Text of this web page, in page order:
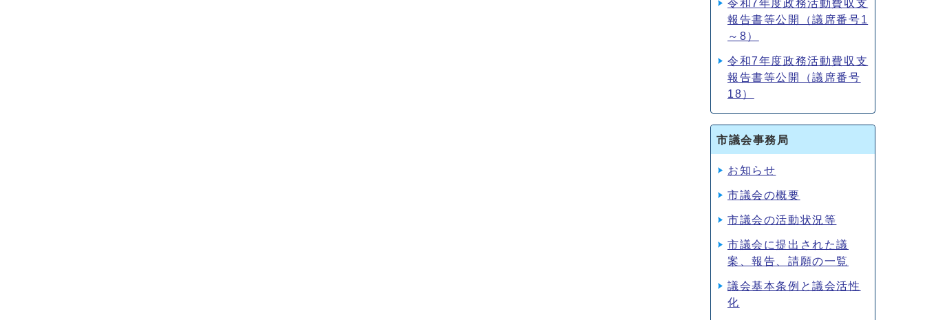
令和7年度政務活動費収支
報告書等公開（議席番号1
～8）
令和7年度政務活動費収支
報告書等公開（議席番号
18）
市議会事務局
お知らせ
市議会の概要
市議会の活動状況等
市議会に提出された議
案、報告、請願の一覧
議会基本条例と議会活性
化